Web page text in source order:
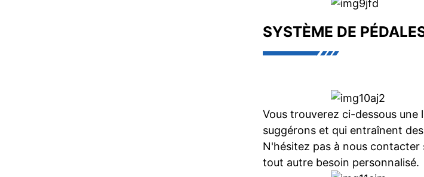
SYSTÈME DE
Vous trouverez ci-dessous
suggérons et qui entraînent
N'hésitez pas à nous
tout autre besoin personnalisé.